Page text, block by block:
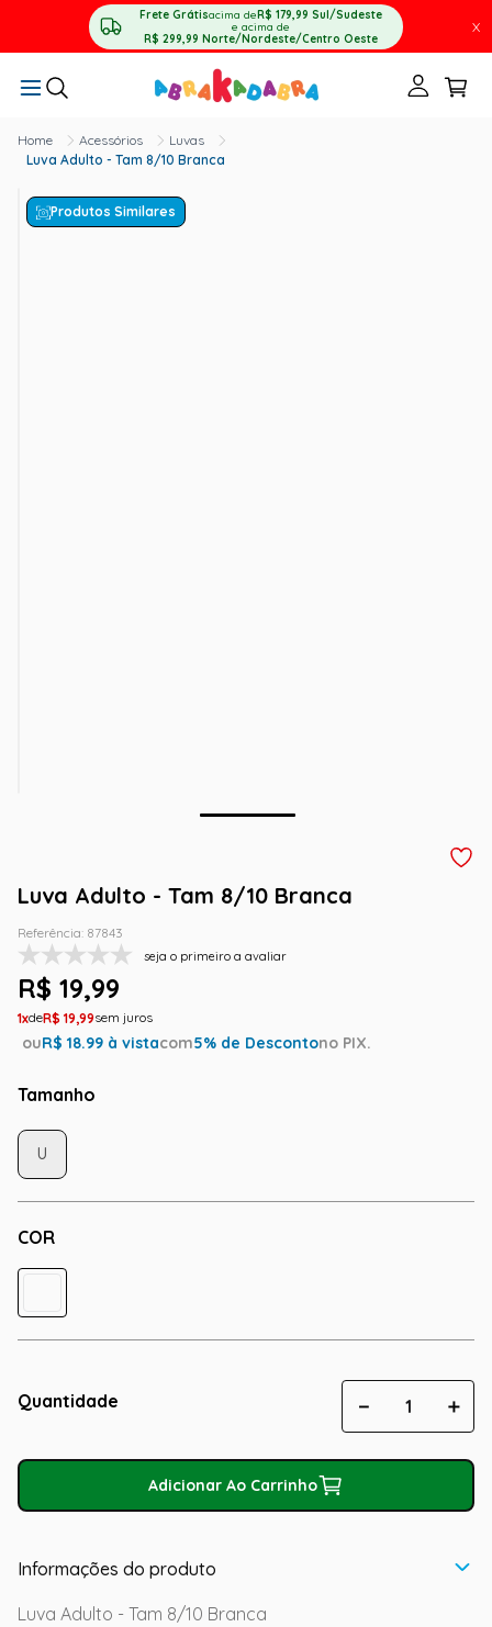
Frete Grátisacima deR$ 179,99 Sul/Sudeste
e acima de
R$ 299,99 Norte/Nordeste/Centro Oeste
X
Acessórios
Luvas
Luva Adulto - Tam 8/10 Branca
Produtos Similares
Luva Adulto - Tam 8/10 Branca
Referência: 87843
seja o primeiro a avaliar
R$ 19,99
1 R$ 19,99
ouR$ 18.99 à vistacom5% de Descontono PIX.
Tamanho
COR
U
Quantidade ＋
－
Adicionar Ao Carrinho
Informações do produto
Luva Adulto - Tam 8/10 Branca